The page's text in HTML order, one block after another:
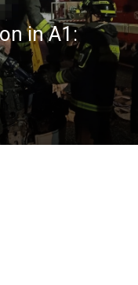
in A1: